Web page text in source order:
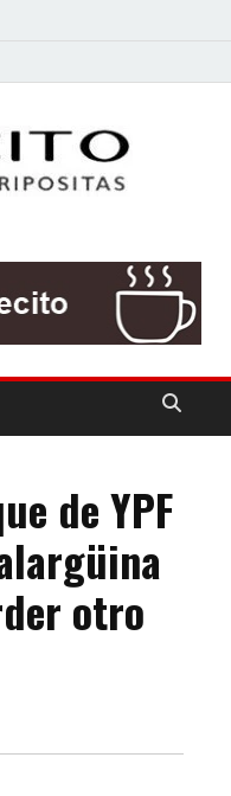
de YPF
otro